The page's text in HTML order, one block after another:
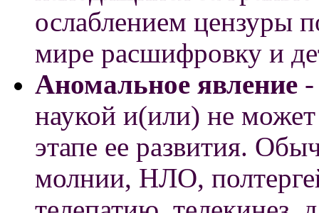
ослаблением цензуры
мире расшифровку и
Аномальное явление -
наукой и(или) не
этапе ее развития.
молнии, HЛО,